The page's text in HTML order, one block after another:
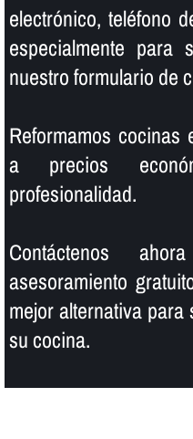
electrónico, teléfono
especialmente
nuestro formulario de
Reformamos
a precios
profesionalidad.
Contáctenos
asesoramiento
mejor alternativa
su cocina.